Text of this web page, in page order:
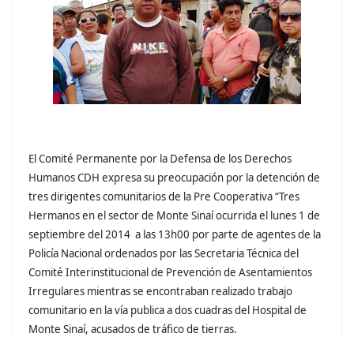
El Comité Permanente por la Defensa de los Derechos
Humanos CDH expresa su preocupación por la detención de
tres dirigentes comunitarios de la Pre Cooperativa “Tres
Hermanos en el sector de Monte Sinaí ocurrida el lunes 1 de
septiembre del 2014 a las 13h00 por parte de agentes de la
Policía Nacional ordenados por las Secretaria Técnica del
Comité Interinstitucional de Prevención de Asentamientos
Irregulares mientras se encontraban realizado trabajo
comunitario en la vía publica a dos cuadras del Hospital de
Monte Sinaí, acusados de tráfico de tierras.